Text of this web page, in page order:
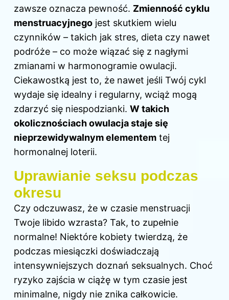
zawsze oznacza pewność. Zmienność cyklu
menstruacyjnego jest skutkiem wielu
czynników – takich jak stres, dieta czy nawet
podróże – co może wiązać się z nagłymi
zmianami w harmonogramie owulacji.
Ciekawostką jest to, że nawet jeśli Twój cykl
wydaje się idealny i regularny, wciąż mogą
zdarzyć się niespodzianki. W takich
okolicznościach owulacja staje się
nieprzewidywalnym elementem tej
hormonalnej loterii.
Uprawianie seksu podczas
okresu
Czy odczuwasz, że w czasie menstruacji
Twoje libido wzrasta? Tak, to zupełnie
normalne! Niektóre kobiety twierdzą, że
podczas miesiączki doświadczają
intensywniejszych doznań seksualnych. Choć
ryzyko zajścia w ciążę w tym czasie jest
minimalne, nigdy nie znika całkowicie.